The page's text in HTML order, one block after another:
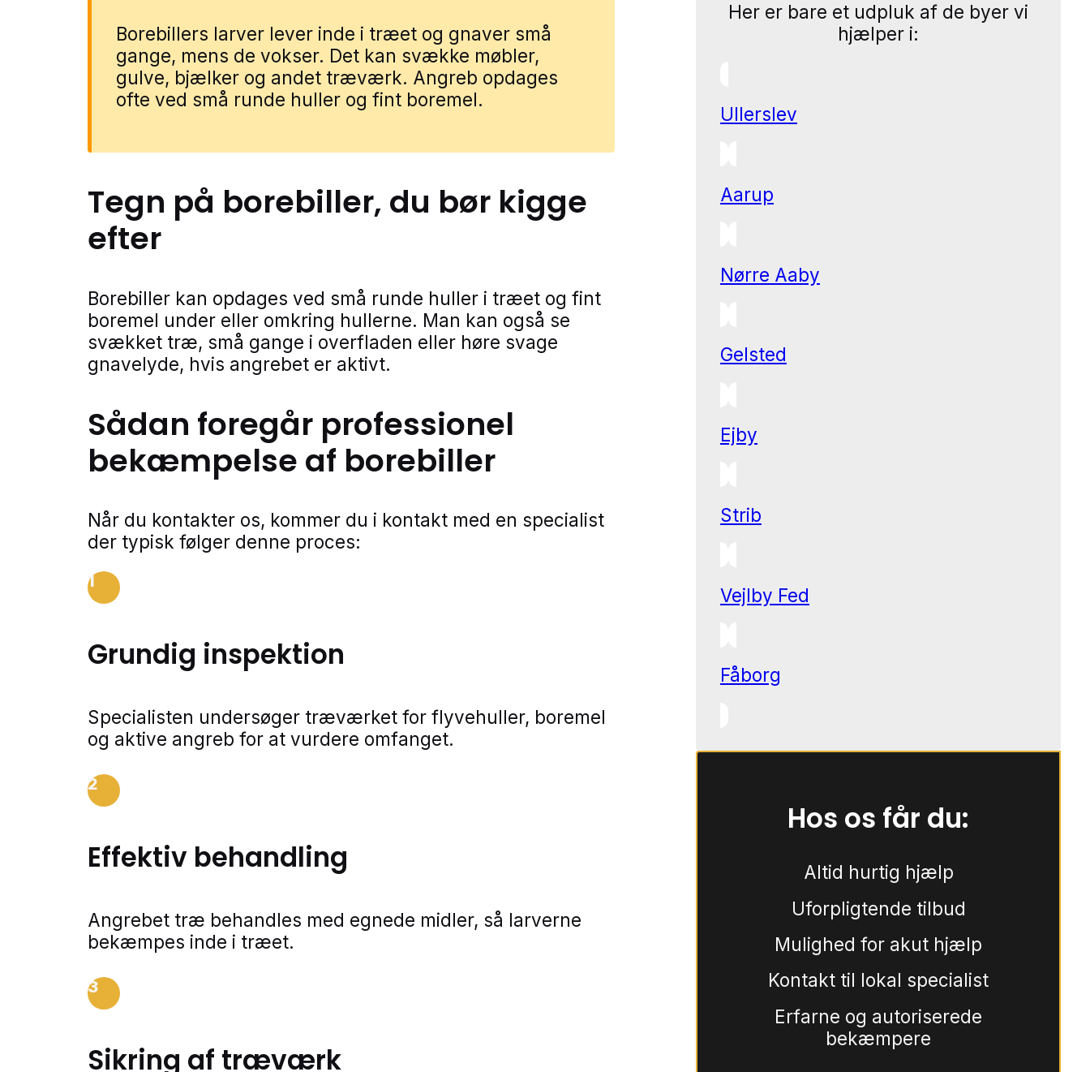
Borebillers larver lever inde i træet og gnaver små
gange, mens de vokser. Det kan svække møbler,
gulve, bjælker og andet træværk. Angreb opdages
ofte ved små runde huller og fint boremel.
Tegn på borebiller, du bør kigge
efter
Borebiller kan opdages ved små runde huller i træet og fint
boremel under eller omkring hullerne. Man kan også se
svækket træ, små gange i overfladen eller høre svage
gnavelyde, hvis angrebet er aktivt.
Sådan foregår professionel
bekæmpelse af borebiller
Når du kontakter os, kommer du i kontakt med en specialist
der typisk følger denne proces:
1
Grundig inspektion
Specialisten undersøger træværket for flyvehuller, boremel
og aktive angreb for at vurdere omfanget.
2
Effektiv behandling
Angrebet træ behandles med egnede midler, så larverne
bekæmpes inde i træet.
3
Sikring af træværk
Her er bare et udpluk af de byer vi
hjælper i:
Ullerslev
Aarup
Nørre Aaby
Gelsted
Ejby
Strib
Vejlby Fed
Fåborg
Hos os får du:
Altid hurtig hjælp
Uforpligtende tilbud
Mulighed for akut hjælp
Kontakt til lokal specialist
Erfarne og autoriserede
bekæmpere